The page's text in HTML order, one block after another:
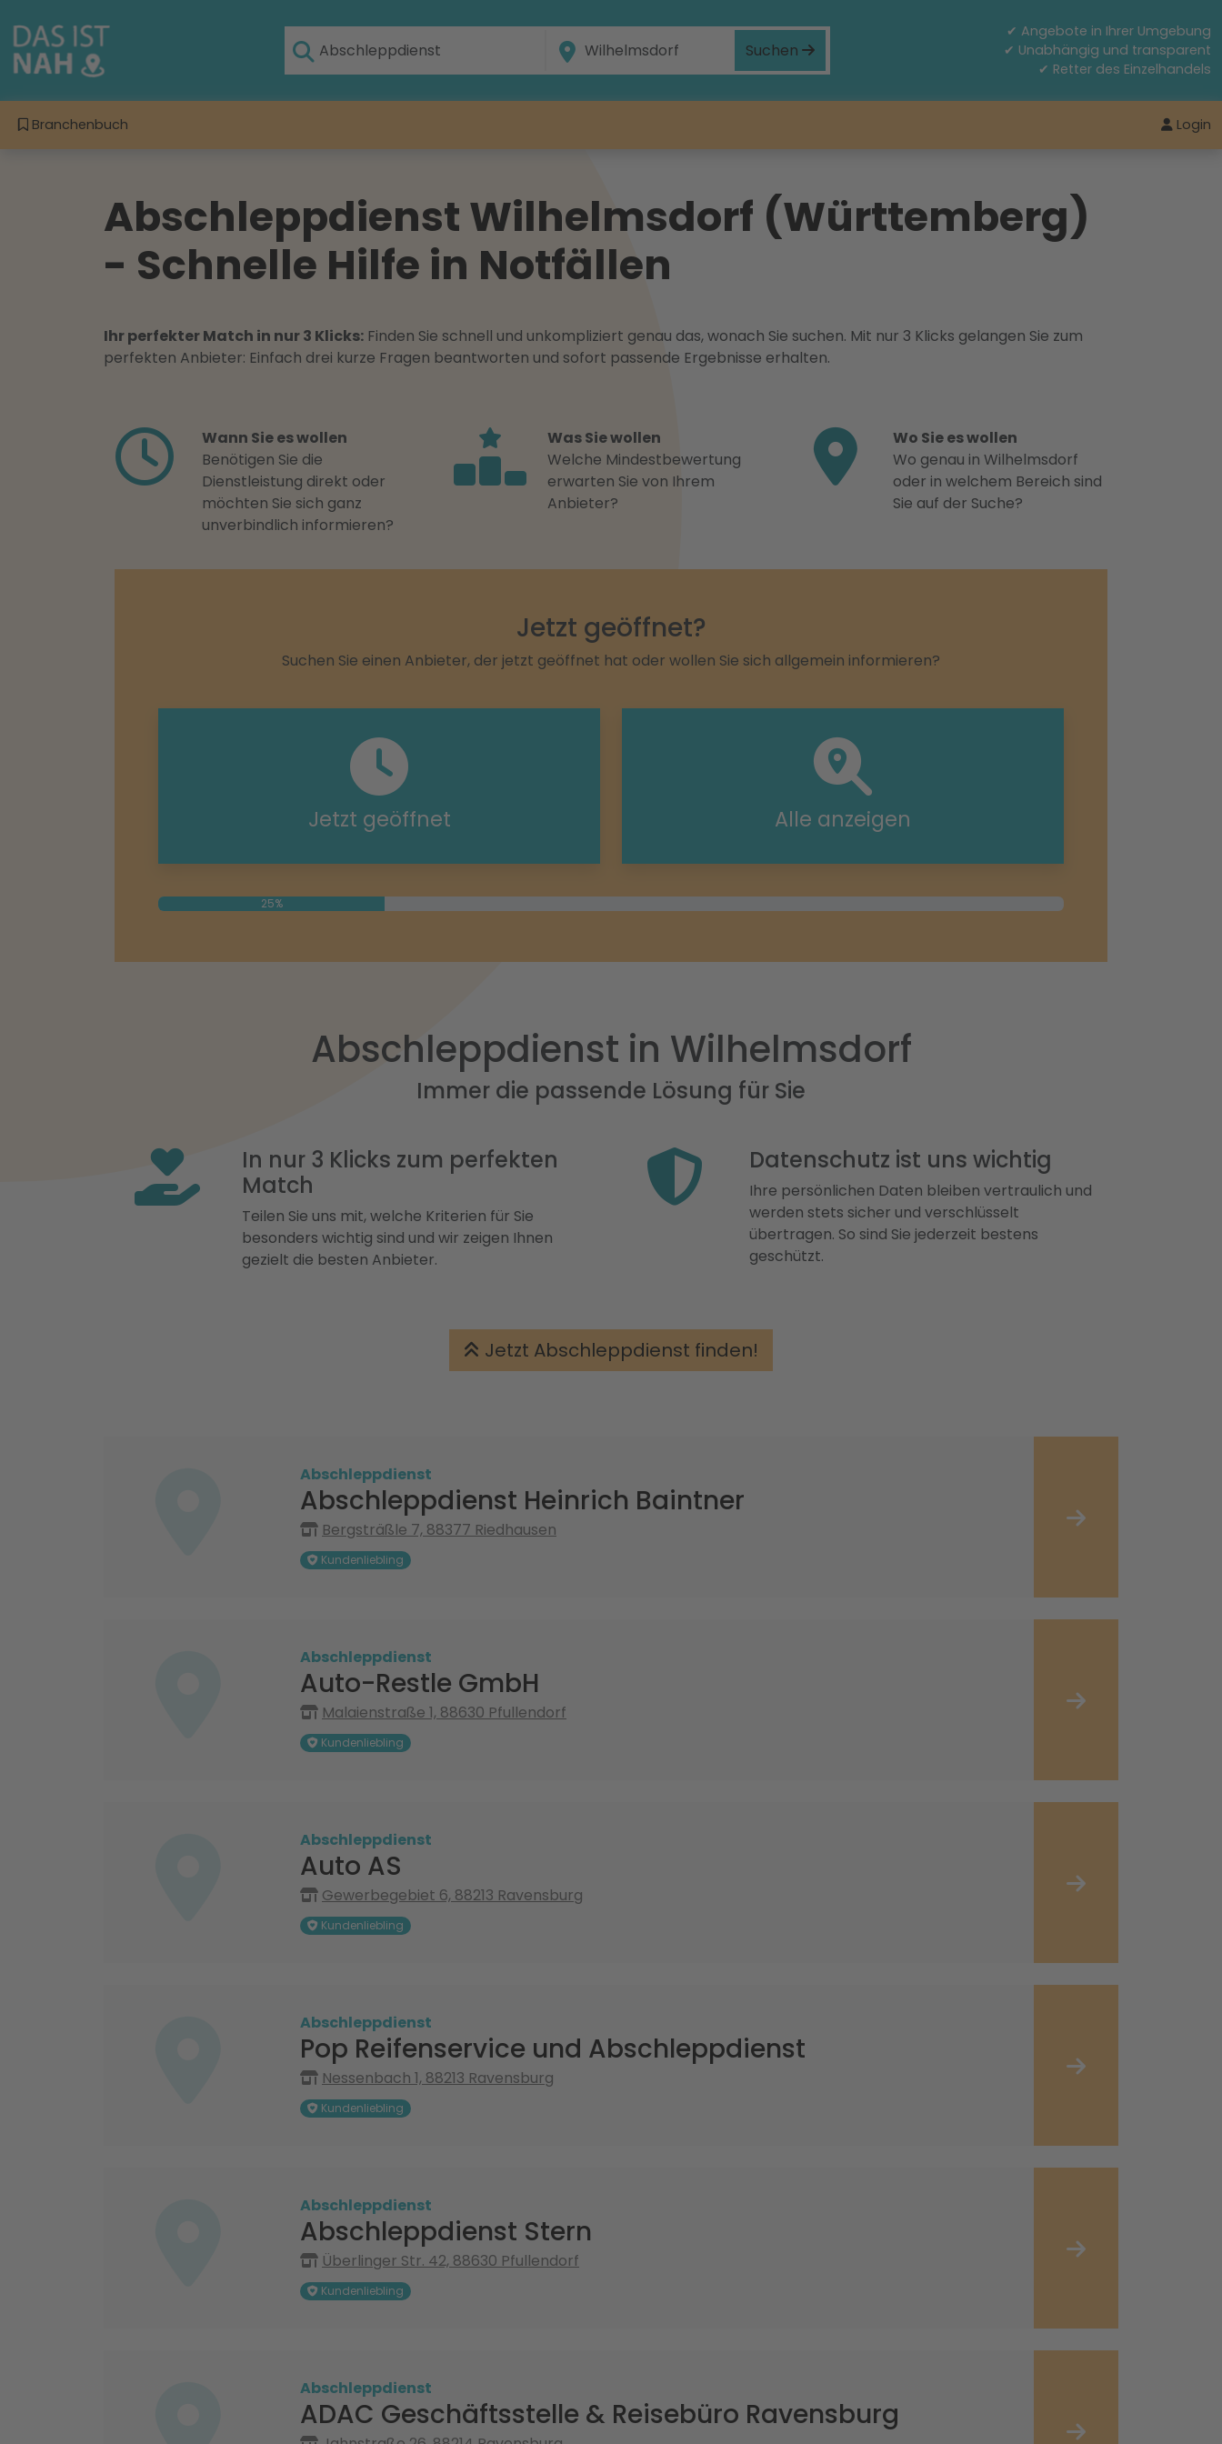
Suchen
✔ Angebote in Ihrer Umgebung
✔ Unabhängig und transparent
✔ Retter des Einzelhandels
Branchenbuch Login
Abschleppdienst Wilhelmsdorf (Württemberg)
- Schnelle Hilfe in Notfällen
Ihr perfekter Match in nur 3 Klicks: Finden Sie schnell und unkompliziert genau das, wonach Sie suchen. Mit nur 3 Klicks gelangen Sie zum
perfekten Anbieter: Einfach drei kurze Fragen beantworten und sofort passende Ergebnisse erhalten.
Wann Sie es wollen
Benötigen Sie die
Dienstleistung direkt oder
möchten Sie sich ganz
unverbindlich informieren?
Was Sie wollen
Welche Mindestbewertung
erwarten Sie von Ihrem
Anbieter?
Wo Sie es wollen
Wo genau in Wilhelmsdorf
oder in welchem Bereich sind
Sie auf der Suche?
Jetzt geöffnet?
Suchen Sie einen Anbieter, der jetzt geöffnet hat oder wollen Sie sich allgemein informieren?
Jetzt geöffnet Alle anzeigen
25%
Abschleppdienst in Wilhelmsdorf
Immer die passende Lösung für Sie
In nur 3 Klicks zum perfekten
Match
Teilen Sie uns mit, welche Kriterien für Sie
besonders wichtig sind und wir zeigen Ihnen
gezielt die besten Anbieter.
Datenschutz ist uns wichtig
Ihre persönlichen Daten bleiben vertraulich und
werden stets sicher und verschlüsselt
übertragen. So sind Sie jederzeit bestens
geschützt.
Jetzt Abschleppdienst finden!
Abschleppdienst
Abschleppdienst Heinrich Baintner
Bergsträßle 7, 88377 Riedhausen
Kundenliebling
Abschleppdienst
Auto-Restle GmbH
Malaienstraße 1, 88630 Pfullendorf
Kundenliebling
Abschleppdienst
Auto AS
Gewerbegebiet 6, 88213 Ravensburg
Kundenliebling
Abschleppdienst
Pop Reifenservice und Abschleppdienst
Nessenbach 1, 88213 Ravensburg
Kundenliebling
Abschleppdienst
Abschleppdienst Stern
Überlinger Str. 42, 88630 Pfullendorf
Kundenliebling
Abschleppdienst
ADAC Geschäftsstelle & Reisebüro Ravensburg